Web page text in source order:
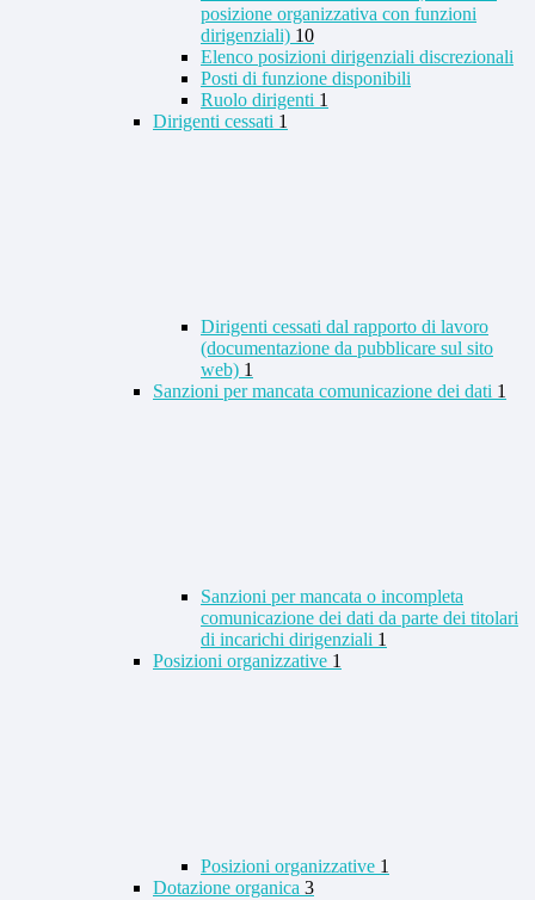
posizione organizzativa con funzioni
dirigenziali) 10
Elenco posizioni dirigenziali discrezionali
Posti di funzione disponibili
Ruolo dirigenti 1
Dirigenti cessati 1
Dirigenti cessati dal rapporto di lavoro
(documentazione da pubblicare sul sito
web) 1
Sanzioni per mancata comunicazione dei dati 1
Sanzioni per mancata o incompleta
comunicazione dei dati da parte dei titolari
di incarichi dirigenziali 1
Posizioni organizzative 1
Posizioni organizzative 1
Dotazione organica 3